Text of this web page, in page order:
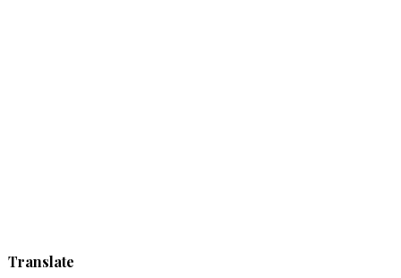
Translate